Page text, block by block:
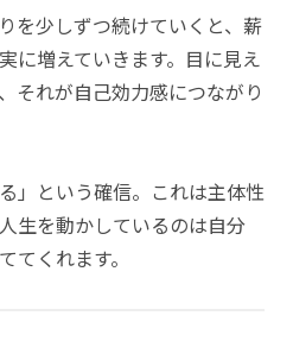
を少しずつ続けていくと、薪
に増えていきます。目に見え
それが自己効力感につながり
」という確信。これは主体性
生を動かしているのは自分
てくれます。